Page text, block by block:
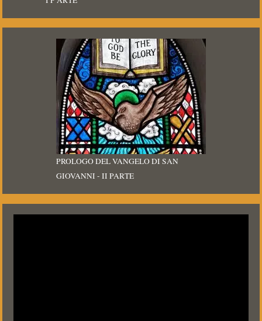
PROLOGO DEL VANGELO DI SAN
GIOVANNI - II PARTE